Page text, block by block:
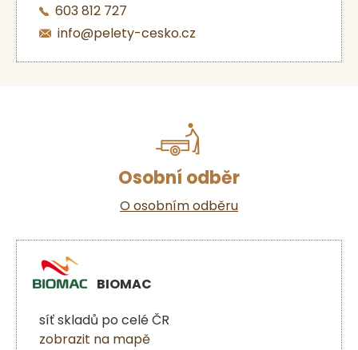
603 812 727
info@pelety-cesko.cz
Osobní odběr
O osobním odběru
BIOMAC
síť skladů po celé ČR
zobrazit na mapě